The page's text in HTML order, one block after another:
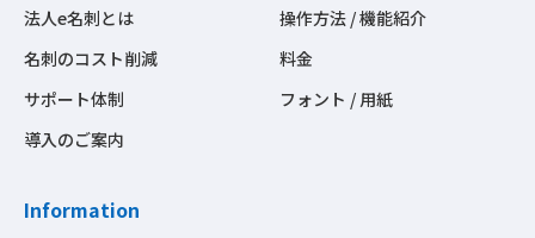
法人e名刺とは
名刺のコスト削減
サポート体制
導入のご案内
操作方法 / 機能紹介
料金
フォント / 用紙
Information